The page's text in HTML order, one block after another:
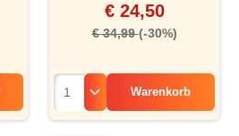
€ 24,50
€ 34,99(-30%)
Warenkorb